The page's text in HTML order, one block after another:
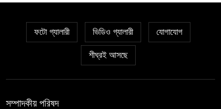
ফটো গ্যালারী ভিডিও গ্যালারী যোগাযোগ
শীঘ্রই আসছে
সম্পাদকীয় পরিষদ